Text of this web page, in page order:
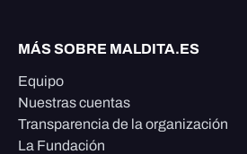
MÁS SOBRE MALDITA.ES
Equipo
Nuestras cuentas
Transparencia de la organización
La Fundación